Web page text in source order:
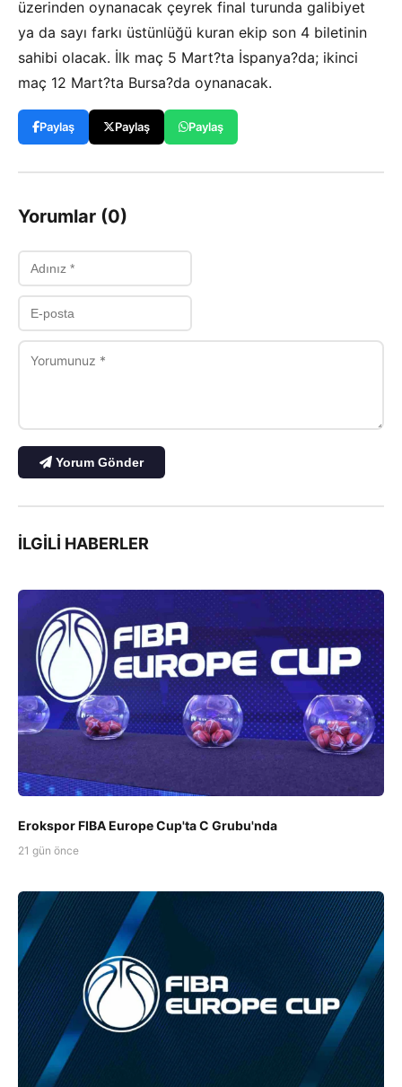
üzerinden oynanacak çeyrek final turunda galibiyet
ya da sayı farkı üstünlüğü kuran ekip son 4 biletinin
sahibi olacak. İlk maç 5 Mart?ta İspanya?da; ikinci
maç 12 Mart?ta Bursa?da oynanacak.
Paylaş Paylaş Paylaş
Yorumlar (0)
Yorum Gönder
İLGILI HABERLER
Erokspor FIBA Europe Cup'ta C Grubu'nda
21 gün önce